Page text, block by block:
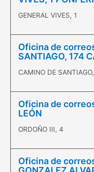
GENERAL VIVES, 1
Oficina de
SANTIAGO, 174
CAMINO DE
Oficina de
LEÓN
ORDOÑO III, 4
Oficina de